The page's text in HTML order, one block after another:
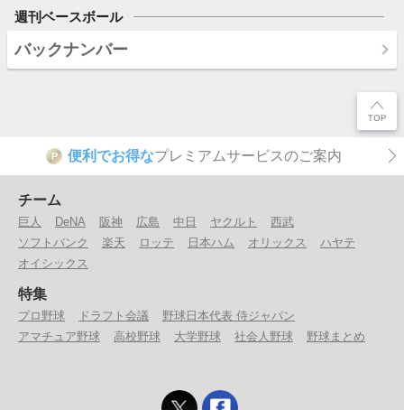
週刊ベースボール
バックナンバー
P 便利でお得なプレミアムサービスのご案内
チーム
巨人 DeNA 阪神 広島 中日 ヤクルト
西武
ソフトバンク
楽天 ロッテ 日本ハム オリックス
ハヤテ
オイシックス
特集
プロ野球 ドラフト会議
野球日本代表 侍ジャパン
アマチュア野球
高校野球 大学野球 社会人野球 野球まとめ